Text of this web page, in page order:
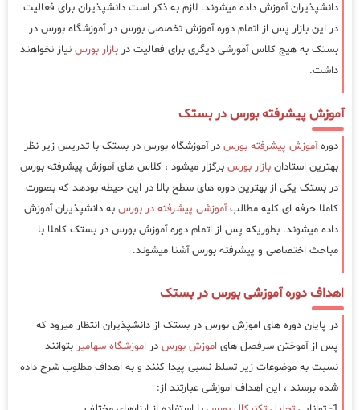
دانشپذیران آموزش داده میشوند. لازم به ذکر است دانشپذیران برای فعالیت
در این بازار پس از اتمام دوره آموزش تخصصی بورس در آموزشگاه بورس در
بستک به هیج کلاس آموزشی دیگری برای فعالیت در بازار بورس نیاز نخواهند
داشت.
آموزش پیشرفته بورس در بستک
دورهآموزش پیشرفته بورس در آموزشگاه بورس در بستک با تدریس زیر نظر
بهترین استادان بازار بورس برگزار میشود ، کلاس های آموزش پیشرفته بورس
در بستک یکی از بهترین دوره های سطح بالا در این حیطه بودهد که بصورت
کاملا حرفه ای کلیه مطالبآموزشی پیشرفته در بورس به دانشپذیران آموزش
داده میشوند. بطوریکه پس از اتمام دوره آموزش بورس در بستک کاملا با
مباحث اختصاصی و پیشرفته بورس آشنا میشوند.
اهداف دوره آموزشی بورس در بستک
در پایان دوره های اموزش بورس در بستک از دانشپذیران انتظار میرود که
پس از آموختن سرفصل های اموزش بورس در اموزشگاه سهامیر بتوانند
نسبت به موضوعات زیر تسلط نسبی پیدا کنند و به اهداف مطلوب شرح داده
شده برسند ، این اهداف اموزشی عبارتند از: